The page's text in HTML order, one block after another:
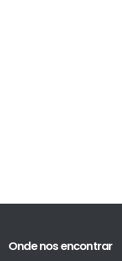
Onde nos encontrar